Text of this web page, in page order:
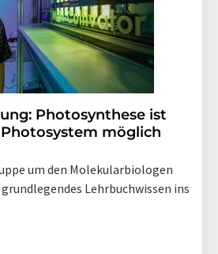
Photosynthese ist
möglich
um den Molekularbiologen
Lehrbuchwissen ins